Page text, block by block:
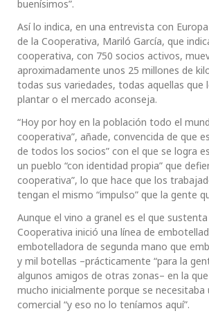
buenísimos”.
Así lo indica, en una entrevista con
de la Cooperativa, Mariló García, que
cooperativa, con 750 socios activos,
aproximadamente unos 25 millones de
todas sus variedades, todas aquellas que
plantar o el mercado aconseja.
“Hoy por hoy en la población todo el
cooperativa”, añade, convencida de que
de todos los socios” con el que se logra
un pueblo “con identidad propia” que
cooperativa”, lo que hace que los
tengan el mismo “impulso” que la gente
Aunque el vino a granel es el que
Cooperativa inició una línea de
embotelladora de segunda mano que
y mil botellas –prácticamente “para la
algunos amigos de otras zonas– en la
mucho inicialmente porque se necesitaba
comercial “y eso no lo teníamos aquí”.